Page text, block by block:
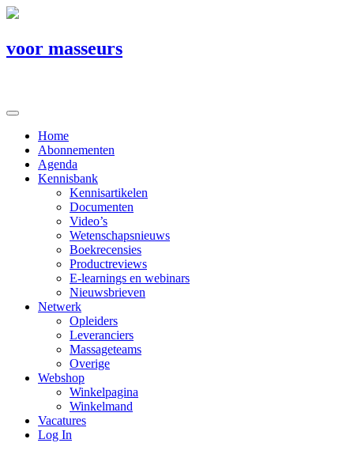
voor masseurs
Home
Abonnementen
Agenda
Kennisbank
Kennisartikelen
Documenten
Video’s
Wetenschapsnieuws
Boekrecensies
Productreviews
E-learnings en webinars
Nieuwsbrieven
Netwerk
Opleiders
Leveranciers
Massageteams
Overige
Webshop
Winkelpagina
Winkelmand
Vacatures
Log In